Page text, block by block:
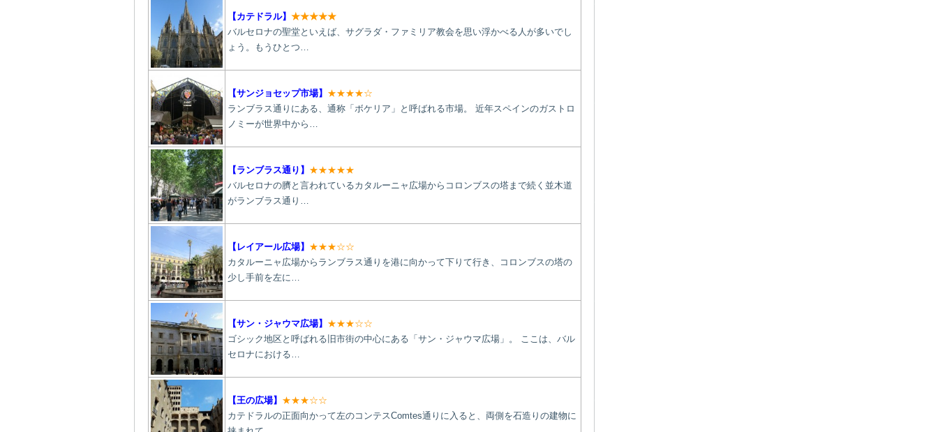
【カテドラル】 ★★★★★
バルセロナの聖堂といえば、サグラダ・ファミリア教会を思い浮かべる人が多いでし
ょう。もうひとつ…
【サンジョセップ市場】 ★★★★☆
ランブラス通りにある、通称「ボケリア」と呼ばれる市場。 近年スペインのガストロ
ノミーが世界中から…
【ランブラス通り】 ★★★★★
バルセロナの臍と言われているカタルーニャ広場からコロンブスの塔まで続く並木道
がランブラス通り…
【レイアール広場】 ★★★☆☆
カタルーニャ広場からランブラス通りを港に向かって下りて行き、コロンブスの塔の
少し手前を左に…
【サン・ジャウマ広場】 ★★★☆☆
ゴシック地区と呼ばれる旧市街の中心にある「サン・ジャウマ広場」。 ここは、バル
セロナにおける…
【王の広場】 ★★★☆☆
カテドラルの正面向かって左のコンテスComtes通りに入ると、両側を石造りの建物に